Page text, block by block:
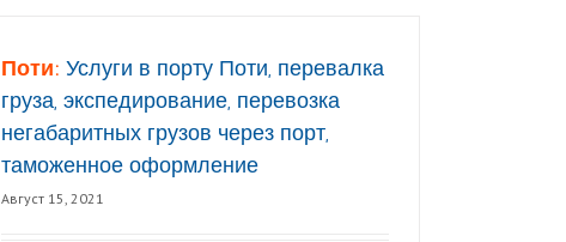
Поти: Услуги в порту Поти, перевалка
груза, экспедирование, перевозка
негабаритных грузов через порт,
таможенное оформление
Август 15, 2021